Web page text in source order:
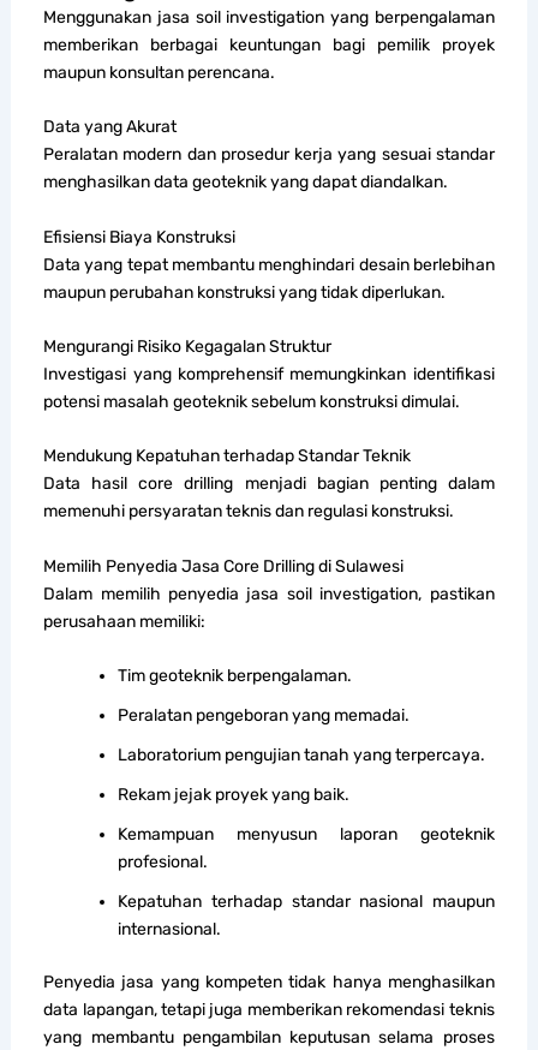
Menggunakan jasa soil investigation yang berpengalaman
memberikan berbagai keuntungan bagi pemilik proyek
maupun konsultan perencana.
Data yang Akurat
Peralatan modern dan prosedur kerja yang sesuai standar
menghasilkan data geoteknik yang dapat diandalkan.
Efisiensi Biaya Konstruksi
Data yang tepat membantu menghindari desain berlebihan
maupun perubahan konstruksi yang tidak diperlukan.
Mengurangi Risiko Kegagalan Struktur
Investigasi yang komprehensif memungkinkan identifikasi
potensi masalah geoteknik sebelum konstruksi dimulai.
Mendukung Kepatuhan terhadap Standar Teknik
Data hasil core drilling menjadi bagian penting dalam
memenuhi persyaratan teknis dan regulasi konstruksi.
Memilih Penyedia Jasa Core Drilling di Sulawesi
Dalam memilih penyedia jasa soil investigation, pastikan
perusahaan memiliki:
Tim geoteknik berpengalaman.
Peralatan pengeboran yang memadai.
Laboratorium pengujian tanah yang terpercaya.
Rekam jejak proyek yang baik.
Kemampuan menyusun laporan geoteknik
profesional.
Kepatuhan terhadap standar nasional maupun
internasional.
Penyedia jasa yang kompeten tidak hanya menghasilkan
data lapangan, tetapi juga memberikan rekomendasi teknis
yang membantu pengambilan keputusan selama proses